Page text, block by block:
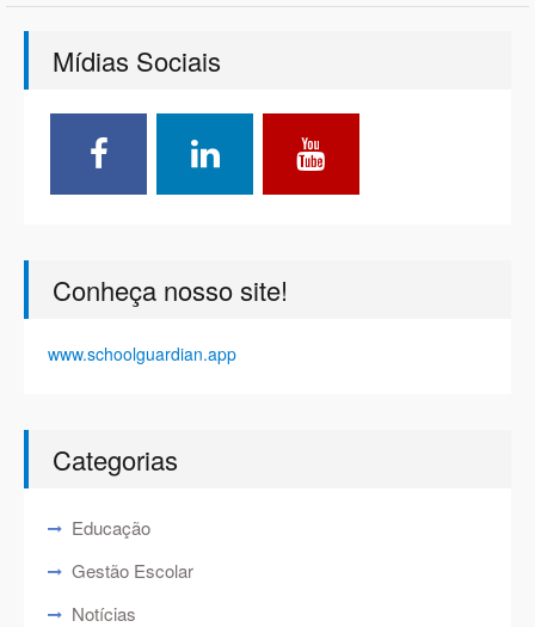
Mídias Sociais
Conheça nosso site!
www.schoolguardian.app
Categorias
Educação
Gestão Escolar
Notícias